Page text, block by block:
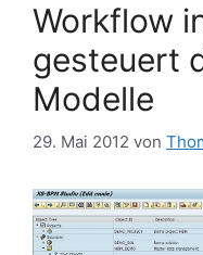
Workflow
gesteuert
Modelle
29. Mai 2012 von